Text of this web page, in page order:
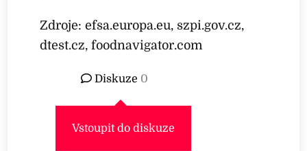
Zdroje: efsa.europa.eu, szpi.gov.cz,
dtest.cz, foodnavigator.com
Diskuze 0
Vstoupit do diskuze